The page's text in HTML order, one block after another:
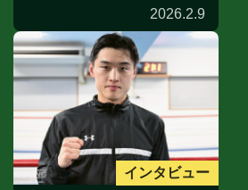
2026.2.9
インタビュー